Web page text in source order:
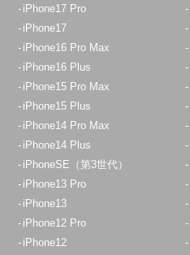
iPhone17 Pro
iPhone17
iPhone16 Pro Max
iPhone16 Plus
iPhone15 Pro Max
iPhone15 Plus
iPhone14 Pro Max
iPhone14 Plus
iPhoneSE（第3世代）
iPhone13 Pro
iPhone13
iPhone12 Pro
iPhone12